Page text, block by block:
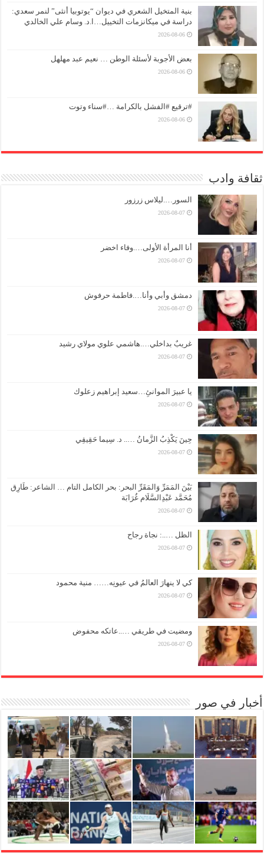
بنية المتخيل الشعري في ديوان “يوتوبيا أنثى” لنمر سعدي:
دراسة في ميكانزمات التخييل…ا.د. وسام علي الخالدي
2026-08-06
بعض الأجوبة لأسئلة الوطن … نعيم عبد مهلهل
2026-08-06
#ترقيع #الفشل بالكرامة …#سناء وتوت
2026-08-06
ثقافة وادب
السور….ليلاس زرزور
2026-08-07
أنا المرأة الأولى….وفاء اخضر
2026-08-07
دمشق وأبي وأنا….فاطمة حرفوش
2026-08-07
غريبٌ بداخلي….هاشمي علوي مولاي رشيد
2026-08-07
يا عبيرَ الموانئِ…سعيد إبراهيم زعلوك
2026-08-07
حِينَ يَكْذِبُ الزَّمانُ ….. د. سِيما حَقِيقِي
2026-08-07
بَيْنَ المَمَرِّ وَالمَقَرِّ البحر: بحر الكامل التام … الشاعر: طَارِق
مُحَمَّد عَبْدِالسَّلَام غُرَابَة
2026-08-07
الظل …..: نجاة رجاح
2026-08-07
كي لا ينهارَ العالمُ في عيونِه…… منية محمود
2026-08-07
ومضيت في طريقي …..عاتكه محفوض
2026-08-07
أخبار في صور